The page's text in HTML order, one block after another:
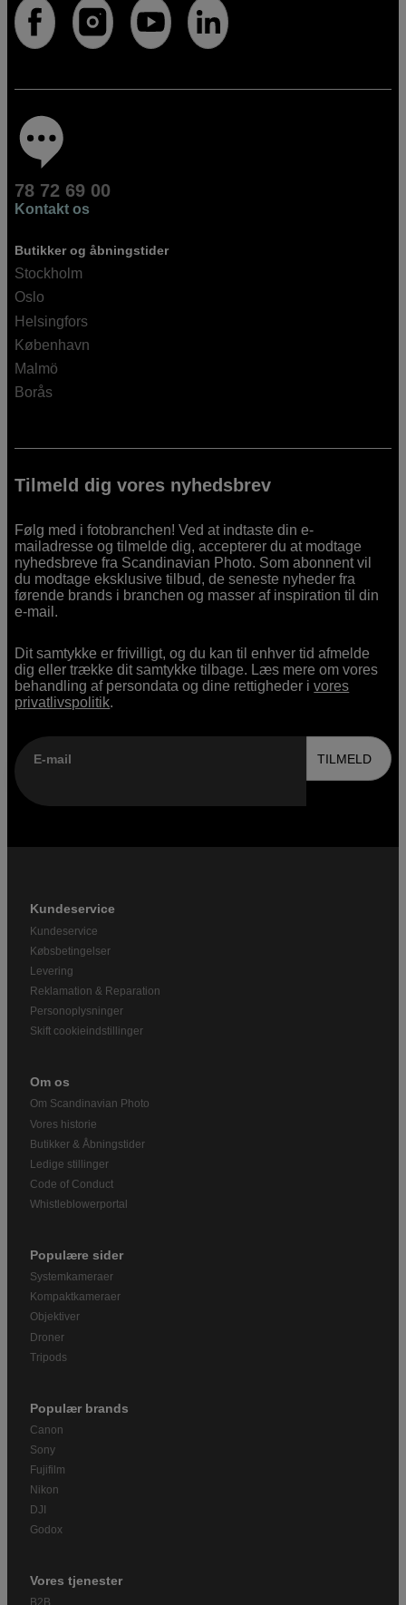
78 72 69 00
Kontakt os
Butikker og åbningstider
Stockholm
Oslo
Helsingfors
København
Malmö
Borås
Tilmeld dig vores nyhedsbrev
Følg med i fotobranchen! Ved at indtaste din e-
mailadresse og tilmelde dig, accepterer du at modtage
nyhedsbreve fra Scandinavian Photo. Som abonnent vil
du modtage eksklusive tilbud, de seneste nyheder fra
førende brands i branchen og masser af inspiration til din
e-mail.
Dit samtykke er frivilligt, og du kan til enhver tid afmelde
dig eller trække dit samtykke tilbage. Læs mere om vores
behandling af persondata og dine rettigheder ivores
privatlivspolitik.
E-mail TILMELD
Kundeservice
Kundeservice
Købsbetingelser
Levering
Reklamation & Reparation
Personoplysninger
Skift cookieindstillinger
Om os
Om Scandinavian Photo
Vores historie
Butikker & Åbningstider
Ledige stillinger
Code of Conduct
Whistleblowerportal
Populære sider
Systemkameraer
Kompaktkameraer
Objektiver
Droner
Tripods
Populær brands
Canon
Sony
Fujifilm
Nikon
DJI
Godox
Vores tjenester